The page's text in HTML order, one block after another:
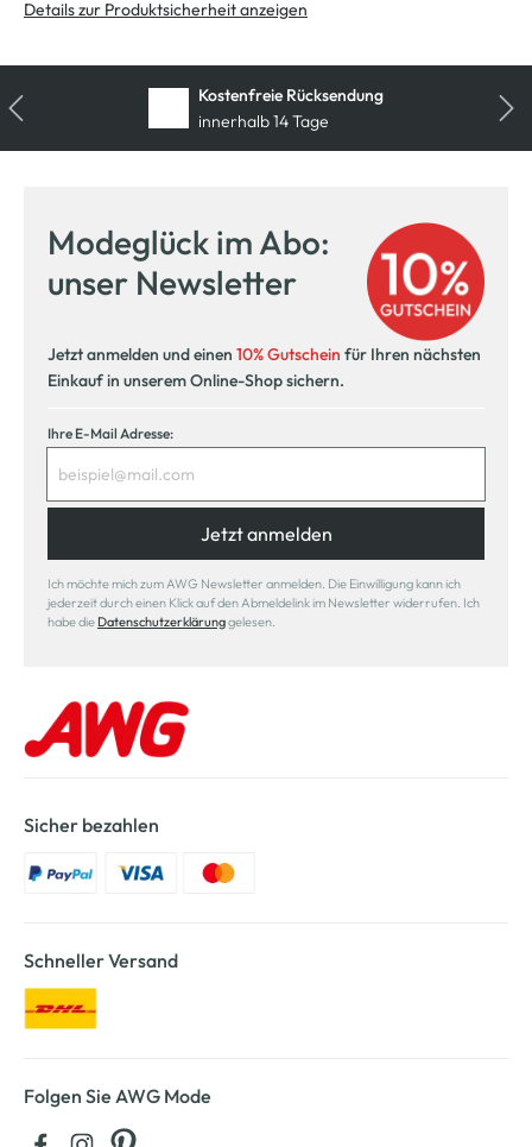
Details zur Produktsicherheit anzeigen
Kostenfreie Rücksendung
innerhalb 14 Tage
Modeglück im Abo:
unser Newsletter
Jetzt anmelden und einen 10% Gutschein für Ihren nächsten
Einkauf in unserem Online-Shop sichern.
Ihre E-Mail Adresse:
Jetzt anmelden
Ich möchte mich zum AWG Newsletter anmelden. Die Einwilligung kann ich
jederzeit durch einen Klick auf den Abmeldelink im Newsletter widerrufen. Ich
habe die Datenschutzerklärunggelesen.
Sicher bezahlen
Schneller Versand
Folgen Sie AWG Mode